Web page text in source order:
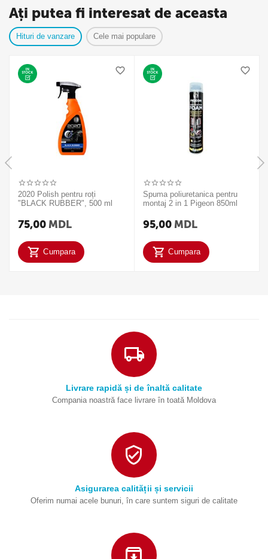
Ați putea fi interesat de aceasta
Hituri de vanzare Cele mai populare
2020 Polish pentru roți
"BLACK RUBBER", 500 ml
75,00 MDL
Cumpara
Spuma poliuretanica pentru
montaj 2 in 1 Pigeon 850ml
95,00 MDL
Cumpara
Livrare rapidă și de înaltă calitate
Compania noastră face livrare în toată Moldova
Asigurarea calității și servicii
Oferim numai acele bunuri, în care suntem siguri de calitate